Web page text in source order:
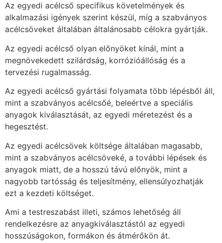
Az egyedi acélcső specifikus követelmények és
alkalmazási igények szerint készül, míg a szabványos
acélcsöveket általában általánosabb célokra gyártják.
Az egyedi acélcső olyan előnyöket kínál, mint a
megnövekedett szilárdság, korrózióállóság és a
tervezési rugalmasság.
Az egyedi acélcső gyártási folyamata több lépésből áll,
mint a szabványos acélcsőé, beleértve a speciális
anyagok kiválasztását, az egyedi méretezést és a
hegesztést.
Az egyedi acélcsövek költsége általában magasabb,
mint a szabványos acélcsöveké, a további lépések és
anyagok miatt, de a hosszú távú előnyök, mint a
nagyobb tartósság és teljesítmény, ellensúlyozhatják
ezt a kezdeti költséget.
Ami a testreszabást illeti, számos lehetőség áll
rendelkezésre az anyagkiválasztástól az egyedi
hosszúságokon, formákon és átmérőkön át.